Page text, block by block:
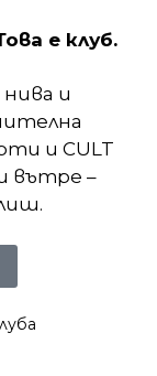
е клуб.
и
и CULT
вътре –